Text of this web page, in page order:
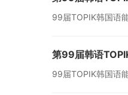
99届TOPIK韩国语
第99届韩语
99届TOPIK韩国语